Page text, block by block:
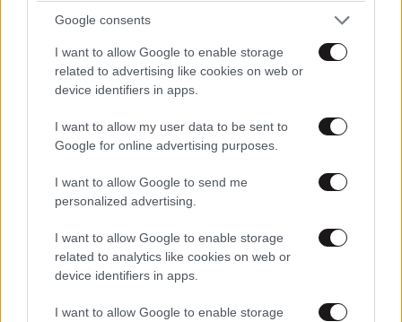
Google consents
I want to allow Google to enable storage
related to advertising like cookies on web or
device identifiers in apps.
I want to allow my user data to be sent to
Google for online advertising purposes.
I want to allow Google to send me
personalized advertising.
I want to allow Google to enable storage
related to analytics like cookies on web or
device identifiers in apps.
I want to allow Google to enable storage
ΕΛΛΑΔΑ2 ω. πριν
Βίντεο-ντοκουμέντο από το θανατηφόρο
τροχαίο στις Σέρρες: Η στιγμή που το ΙΧ μπαίνει
και μητέρα